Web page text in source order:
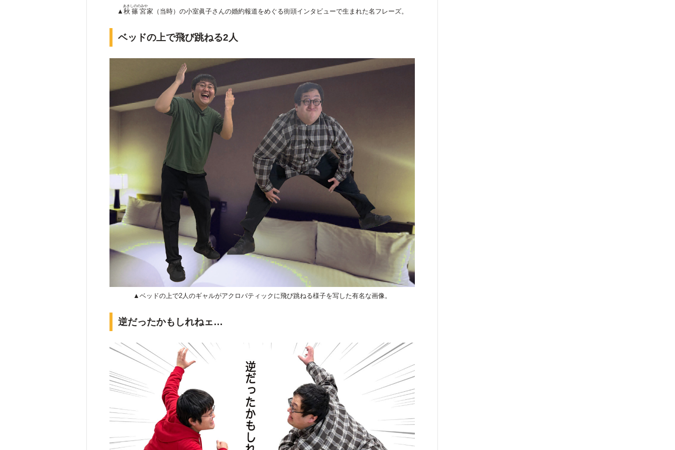
▲ 秋篠宮
あきしののみや
家（当時）の小室眞子さんの婚約報道をめぐる街頭インタビューで生まれた名フレーズ。
ベッドの上で飛び跳ねる2人
▲ベッドの上で2人のギャルがアクロバティックに飛び跳ねる様子を写した有名な画像。
逆だったかもしれねェ…